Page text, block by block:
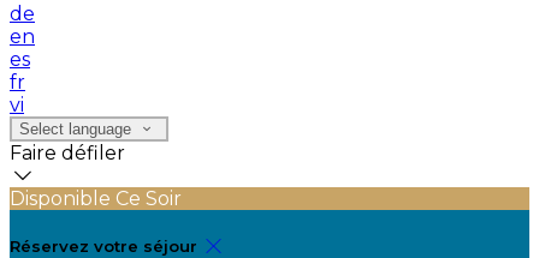
de
en
es
fr
vi
Select language
Faire défiler
Disponible Ce Soir
Réservez votre séjour